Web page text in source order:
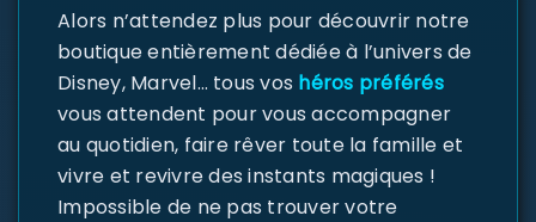
Alors n’attendez plus pour découvrir notre
boutique entièrement dédiée à l’univers de
Disney, Marvel… tous vos héros préférés
vous attendent pour vous accompagner
au quotidien, faire rêver toute la famille et
vivre et revivre des instants magiques !
Impossible de ne pas trouver votre